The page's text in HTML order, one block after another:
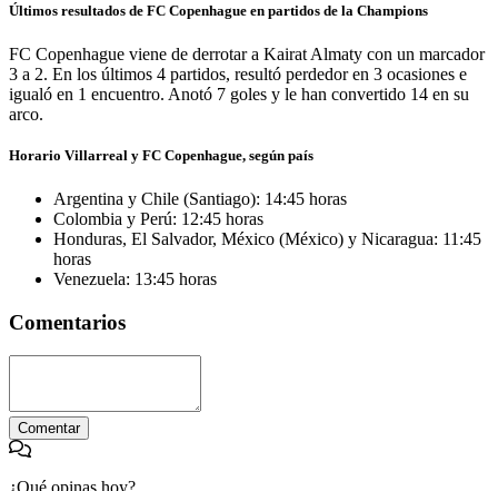
Últimos resultados de FC Copenhague en partidos de la Champions
FC Copenhague viene de derrotar a Kairat Almaty con un marcador
3 a 2. En los últimos 4 partidos, resultó perdedor en 3 ocasiones e
igualó en 1 encuentro. Anotó 7 goles y le han convertido 14 en su
arco.
Horario Villarreal y FC Copenhague, según país
Argentina y Chile (Santiago): 14:45 horas
Colombia y Perú: 12:45 horas
Honduras, El Salvador, México (México) y Nicaragua: 11:45
horas
Venezuela: 13:45 horas
Comentarios
Comentar